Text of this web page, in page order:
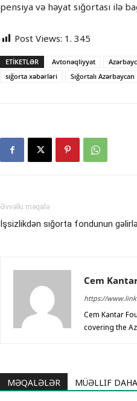
pensiya və həyat sığortası ilə
Post Views: 1. 345
ETIKETLƏR Avtonəqliyyat
sığorta xəbərləri
Sığortalı Azərbaycan
Əvvəlki məqalə
İşsizlikdən sığorta fondunun
Cem
https://
Cem Kantar
covering the
MƏQALƏLƏR MÜƏLLIF